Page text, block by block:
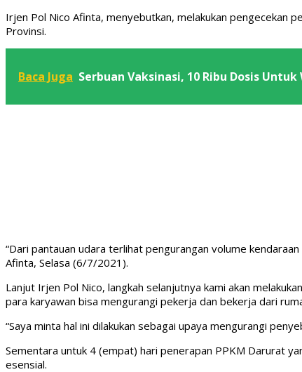
Irjen Pol Nico Afinta, menyebutkan, melakukan pengecekan
Provinsi.
Baca Juga Serbuan Vaksinasi, 10 Ribu Dosis
“Dari pantauan udara terlihat pengurangan volume
Afinta, Selasa (6/7/2021).
Lanjut Irjen Pol Nico, langkah selanjutnya kami akan
para karyawan bisa mengurangi pekerja dan bekerja dari
“Saya minta hal ini dilakukan sebagai upaya mengurangi
Sementara untuk 4 (empat) hari penerapan PPKM Darurat
esensial.